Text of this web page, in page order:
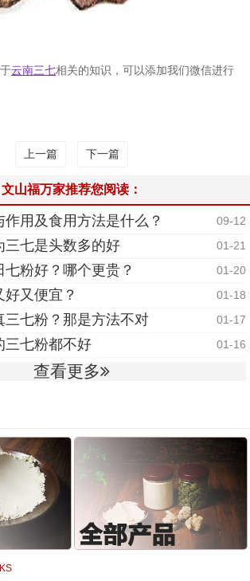
云南三七相关的知识，可以添加我们微信进行
上一篇 下一篇
文山福万家推荐您阅读：
用及食用方法是什么？ 09-12
三七是头数多的好 01-21
粉好？哪个更贵？ 01-20
又便宜？ 01-18
三七粉？那是方法不对 01-17
三七粉都不好 01-16
查看更多